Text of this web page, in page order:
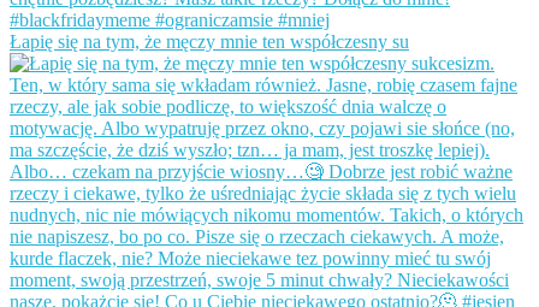
Łapię się na tym, że męczy mnie ten współczesny su